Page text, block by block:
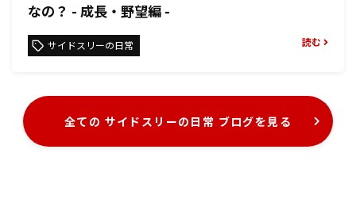
なの？ - 成長・野望編 -
サイドスリーの日常 読む
全ての サイドスリーの日常 ブログを見る